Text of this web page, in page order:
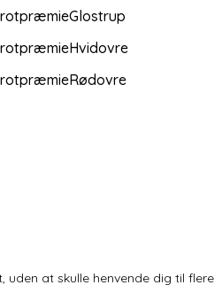
at skulle henvende dig til flere